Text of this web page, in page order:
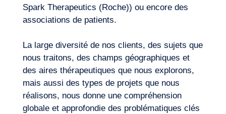
Spark Therapeutics (Roche)) ou encore des
associations de patients.
La large diversité de nos clients, des sujets que
nous traitons, des champs géographiques et
des aires thérapeutiques que nous explorons,
mais aussi des types de projets que nous
réalisons, nous donne une compréhension
globale et approfondie des problématiques clés